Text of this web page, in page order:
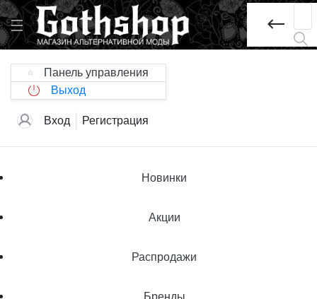
Панель управления
Выход
Вход Регистрация
Новинки
Акции
Распродажи